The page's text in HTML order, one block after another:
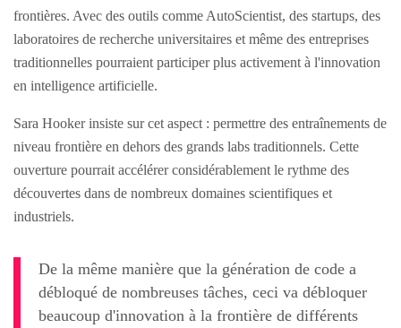
frontières. Avec des outils comme AutoScientist, des startups, des
laboratoires de recherche universitaires et même des entreprises
traditionnelles pourraient participer plus activement à l'innovation
en intelligence artificielle.
Sara Hooker insiste sur cet aspect : permettre des entraînements de
niveau frontière en dehors des grands labs traditionnels. Cette
ouverture pourrait accélérer considérablement le rythme des
découvertes dans de nombreux domaines scientifiques et
industriels.
De la même manière que la génération de code a
débloqué de nombreuses tâches, ceci va débloquer
beaucoup d'innovation à la frontière de différents